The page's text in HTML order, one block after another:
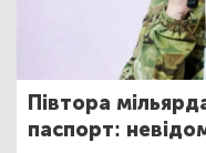
Півтора
паспорт: